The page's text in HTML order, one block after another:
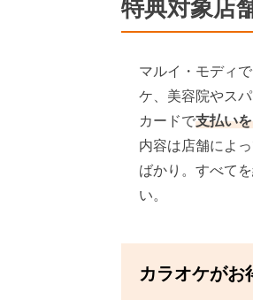
特典対象店
マルイ・モディ
ケ、美容院やス
カードで支払い
内容は店舗によ
ばかり。すべて
い。
カラオケがお